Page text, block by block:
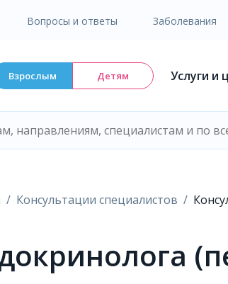
Вопросы и ответы Заболевания
Взрослым Детям Услуги и
Консультации специалистов